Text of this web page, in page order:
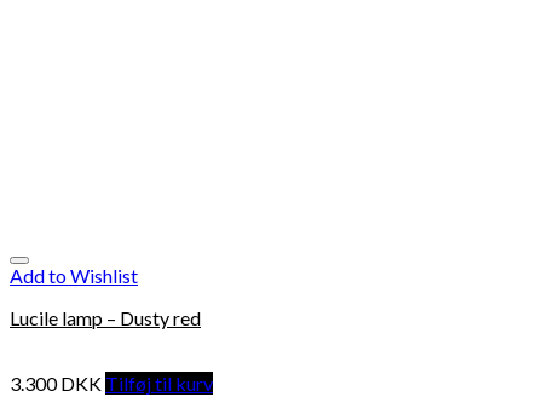
Add to Wishlist
Lucile lamp – Dusty red
3.300DKK Tilføj til kurv